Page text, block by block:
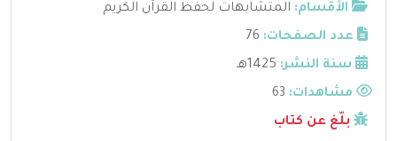
الأقسام: المتشابهات لحفظ القرآن الكريم
عدد الصفحات: 76
سنة النشر: 1425هـ
مشاهدات:
بلّغ عن كتاب